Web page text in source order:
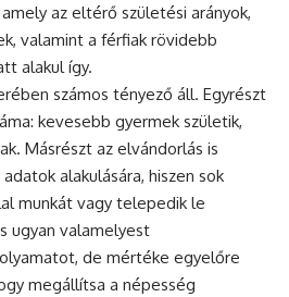
az eltérő születési arányok,
valamint a férfiak rövidebb
alakul így.
számos tényező áll. Egyrészt
kevesebb gyermek születik,
Másrészt az elvándorlás is
alakulására, hiszen sok
munkát vagy telepedik le
ugyan valamelyest
de mértéke egyelőre
megállítsa a népesség